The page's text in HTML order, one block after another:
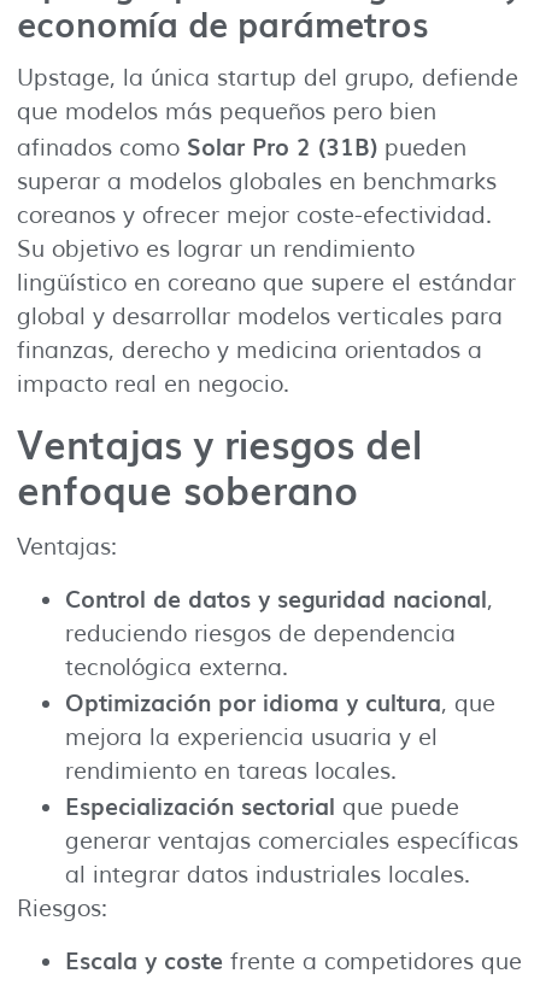
economía de parámetros
Upstage, la única startup del grupo, defiende
que modelos más pequeños pero bien
afinados como Solar Pro 2 (31B) pueden
superar a modelos globales en benchmarks
coreanos y ofrecer mejor coste-efectividad.
Su objetivo es lograr un rendimiento
lingüístico en coreano que supere el estándar
global y desarrollar modelos verticales para
finanzas, derecho y medicina orientados a
impacto real en negocio.
Ventajas y riesgos del
enfoque soberano
Ventajas:
Control de datos y seguridad nacional,
reduciendo riesgos de dependencia
tecnológica externa.
Optimización por idioma y cultura, que
mejora la experiencia usuaria y el
rendimiento en tareas locales.
Especialización sectorial que puede
generar ventajas comerciales específicas
al integrar datos industriales locales.
Riesgos:
Escala y coste frente a competidores que